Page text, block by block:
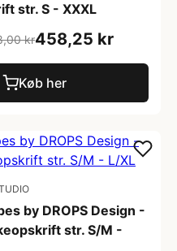
str. S - XXXL
kr458,25 kr
Køb her
by DROPS Design -
str. S/M -